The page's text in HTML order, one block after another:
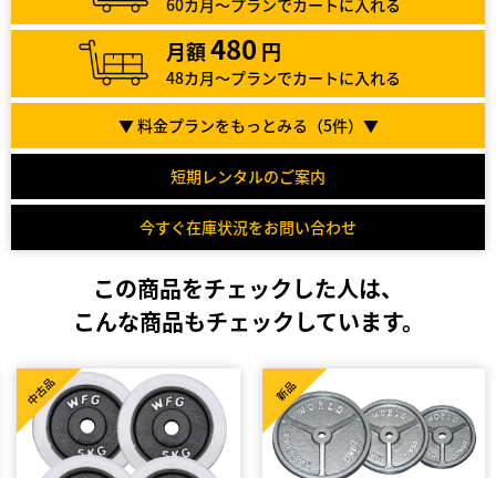
60カ月～プランでカートに入れる
月額480 円
48カ月～プランでカートに入れる
▼ 料金プランをもっとみる（5件）▼
短期レンタルのご案内
今すぐ在庫状況をお問い合わせ
この商品をチェックした人は、
こんな商品もチェックしています。
新品 新品